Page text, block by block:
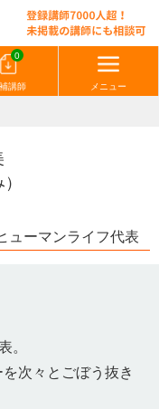
0
講師 メニュー
ューマンライフ代表
。
次々とごぼう抜き